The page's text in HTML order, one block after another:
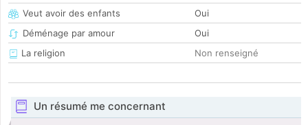
Veut avoir des enfants
Oui
Déménage par amour
Oui
La religion
Non renseigné
Un résumé me concernant